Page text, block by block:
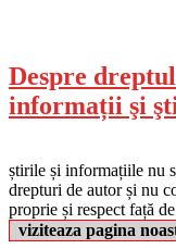
Despre
informații şi
știrile și informațiile nu
drepturi de autor și nu
proprie și respect față
viziteaza pagina